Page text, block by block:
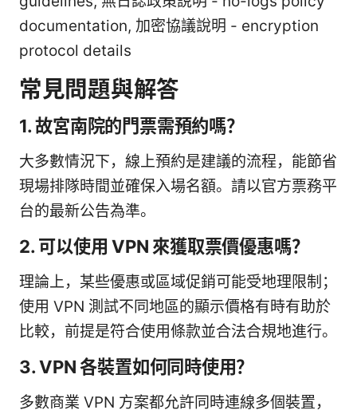
documentation, 加密協議說明 - encryption
protocol details
常見問題與解答
1. 故宮南院的門票需預約嗎？
大多數情況下，線上預約是建議的流程，能節省
現場排隊時間並確保入場名額。請以官方票務平
台的最新公告為準。
2. 可以使用 VPN 來獲取票價優惠嗎？
理論上，某些優惠或區域促銷可能受地理限制；
使用 VPN 測試不同地區的顯示價格有時有助於
比較，前提是符合使用條款並合法合規地進行。
3. VPN 各裝置如何同時使用？
多數商業 VPN 方案都允許同時連線多個裝置，